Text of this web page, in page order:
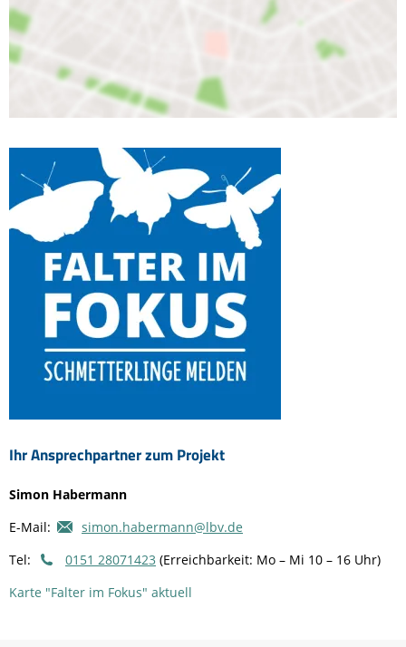
Ihr Ansprechpartner zum Projekt
Simon Habermann
E-Mail:
simon.habermann@lbv.de
Tel:
0151 28071423 (Erreichbarkeit: Mo – Mi 10 – 16 Uhr)
Karte "Falter im Fokus" aktuell